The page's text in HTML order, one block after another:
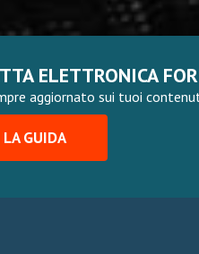
ELETTRONICA
aggiornato sui tuoi
GUIDA